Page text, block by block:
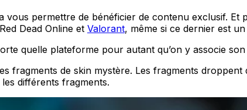
vous permettre de bénéficier de contenu exclusif.
Dead Online et Valorant, même si ce dernier est
quelle plateforme pour autant qu’on y associe
fragments de skin mystère. Les fragments
différents fragments.